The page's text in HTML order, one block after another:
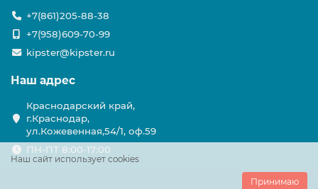
Наш сайт использует cookies
Принимаю
+7(861)205-88-38
+7(958)609-70-99
kipster@kipster.ru
Наш адрес
Краснодарский край,
г.Краснодар,
ул.Кожевенная,54/1, оф.59
ПН-ПТ 8:00-17:00